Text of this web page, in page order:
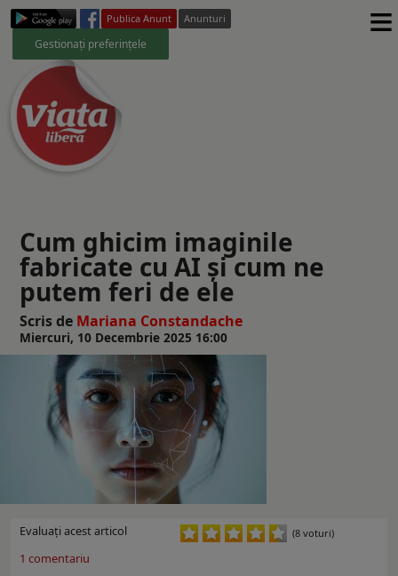
Publica Anunt Anunturi
Gestionați preferințele ≡
Cum ghicim imaginile
fabricate cu AI și cum ne
putem feri de ele
Scris de Mariana Constandache
Miercuri, 10 Decembrie 2025 16:00
Evaluaţi acest articol (8 voturi)
1 comentariu